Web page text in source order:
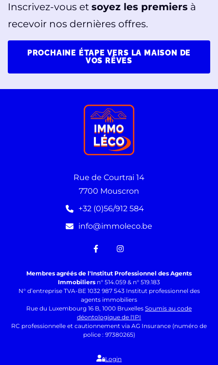
Inscrivez-vous et soyez les premiers à
recevoir nos dernières offres.
PROCHAINE ÉTAPE VERS LA MAISON DE
VOS RÊVES
Rue de Courtrai 14
7700 Mouscron
+32 (0)56/912 584
info@immoleco.be
Membres agréés de l'Institut Professionnel des Agents
Immobiliers n° 514.059 & n° 519.183
N° d’entreprise TVA-BE 1032 987 543 Institut professionnel des
agents immobiliers
Rue du Luxembourg 16 B, 1000 Bruxelles Soumis au code
déontologique de l'IPI
RC professionnelle et cautionnement via AG Insurance (numéro de
police : 97380265)
Login